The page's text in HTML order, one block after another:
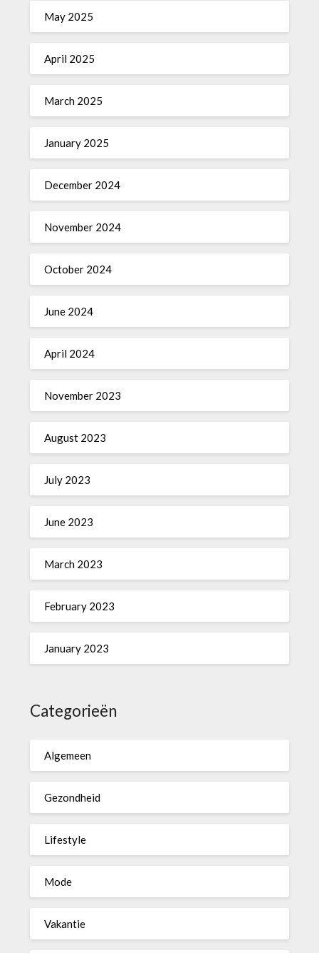
May 2025
April 2025
March 2025
January 2025
December 2024
November 2024
October 2024
June 2024
April 2024
November 2023
August 2023
July 2023
June 2023
March 2023
February 2023
January 2023
Categorieën
Algemeen
Gezondheid
Lifestyle
Mode
Vakantie